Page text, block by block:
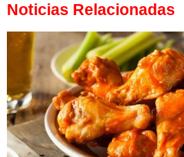
Noticias Relacionadas